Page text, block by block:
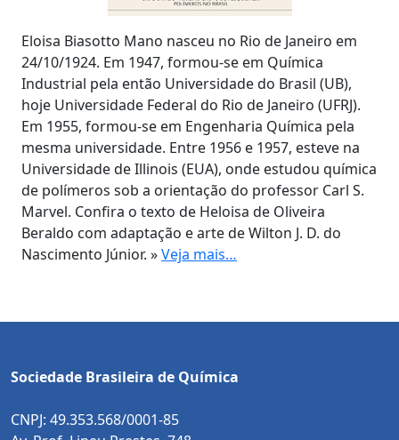
Eloisa Biasotto Mano nasceu no Rio de Janeiro em
24/10/1924. Em 1947, formou-se em Química
Industrial pela então Universidade do Brasil (UB),
hoje Universidade Federal do Rio de Janeiro (UFRJ).
Em 1955, formou-se em Engenharia Química pela
mesma universidade. Entre 1956 e 1957, esteve na
Universidade de Illinois (EUA), onde estudou química
de polímeros sob a orientação do professor Carl S.
Marvel. Confira o texto de Heloisa de Oliveira
Beraldo com adaptação e arte de Wilton J. D. do
Nascimento Júnior. »Veja mais…
Sociedade Brasileira de Química
CNPJ: 49.353.568/0001-85